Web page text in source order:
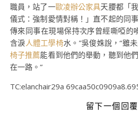
職員，站了一歐凌辦公家具天腰都「
儀式：強制愛情對稱！」直不起的同
傳來同事在現場保持次序曾經嘶啞
含淚人體工學椅水。”吳俊姝說，“雖
椅子推薦能看到他們的舉動，聽到他
在一路。”
TC:elanchair29a
留下一個回覆